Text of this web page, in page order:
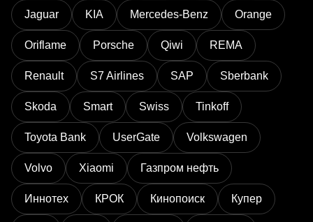
Jaguar KIA Mercedes-Benz Orange
Oriflame Porsche Qiwi REMA
Renault S7 Airlines SAP Sberbank
Skoda Smart Swiss Tinkoff
Toyota Bank UserGate Volkswagen
Volvo Xiaomi Газпром нефть
Иннотех КРОК Кинопоиск Купер